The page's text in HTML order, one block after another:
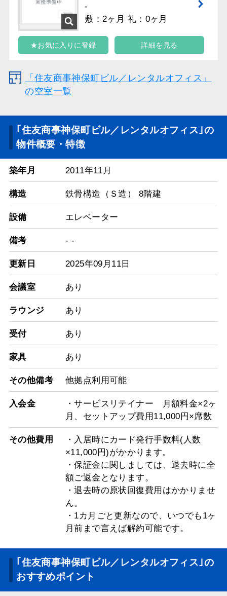
-
敷：2ヶ月 礼：0ヶ月
★お気に入りに登録 詳細を見る
「住友商事神保町ビル／レンタルオフィス」
の空室一覧
｢住友商事神保町ビル／レンタルオフィス｣の
物件概要・特徴
築年月 2011年11月
構造 鉄骨構造（Ｓ造） 8階建
設備 エレベーター
備考 - -
更新日 2025年09月11日
会議室 あり
ラウンジ あり
受付 あり
家具 あり
その他備考 他拠点利用可能
入会金
・サービスリテイナー 月額料金×2ヶ
月、セットアップ費用11,000円×席数
その他費用
・入居時にカード発行手数料(人数
×11,000円)がかかります。
・保証金に関しましては、退去時に全
額ご返金となります。
・退去時の原状回復費用はかかりませ
ん。
・1カ月ごと更新なので、いつでも1ヶ
月前まで言えば解約可能です。
｢住友商事神保町ビル／レンタルオフィス｣の
おすすめポイント